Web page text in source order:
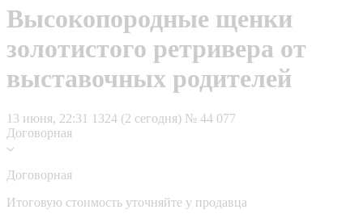
Высокопородные щенки
золотистого ретривера от
выставочных родителей
13 июня, 22:31 1324 (2 сегодня) № 44 077
Договорная
Договорная
Итоговую стоимость уточняйте у продавца